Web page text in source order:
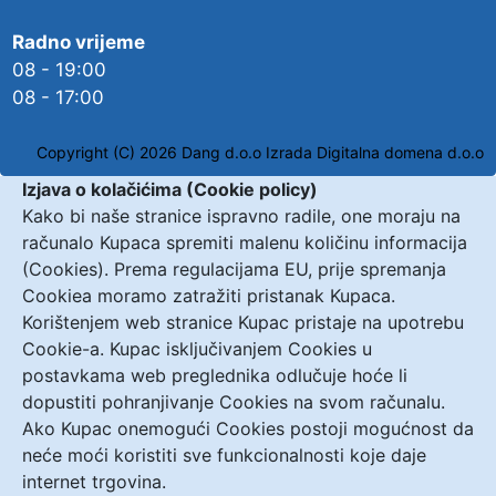
Radno vrijeme
08 - 19:00
08 - 17:00
Copyright (C) 2026 Dang d.o.o Izrada Digitalna domena d.o.o
Izjava o kolačićima (Cookie policy)
Kako bi naše stranice ispravno radile, one moraju na
računalo Kupaca spremiti malenu količinu informacija
(Cookies). Prema regulacijama EU, prije spremanja
Cookiea moramo zatražiti pristanak Kupaca.
Korištenjem web stranice Kupac pristaje na upotrebu
Cookie-a. Kupac isključivanjem Cookies u
postavkama web preglednika odlučuje hoće li
dopustiti pohranjivanje Cookies na svom računalu.
Ako Kupac onemogući Cookies postoji mogućnost da
neće moći koristiti sve funkcionalnosti koje daje
internet trgovina.